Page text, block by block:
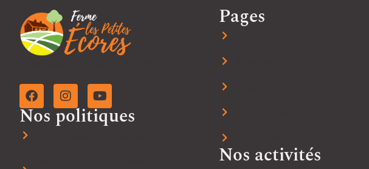
Nos politiques
Pages
Nos activités